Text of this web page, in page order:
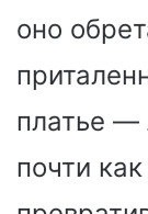
оно
платье —
почти